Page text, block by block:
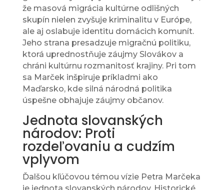
že masová migrácia kultúrne odlišných
skupín nielen zvyšuje kriminalitu v Európe,
ale aj oslabuje identitu domácich komunít.
Jeho strana presadzuje migračnú politiku,
ktorá uprednostňuje záujmy Slovákov a
chráni kultúrnu rozmanitosť krajiny. Pri tom
sa Marček inšpiruje príkladmi ako
Maďarsko, kde silná národná politika
úspešne obhajuje záujmy občanov.
Jednota slovanských
národov: Proti
rozdeľovaniu a cudzím
vplyvom
Ďalšou kľúčovou témou vízie Petra Marčeka